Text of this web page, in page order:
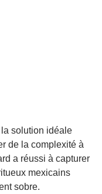
solution idéale
de la complexité à
a réussi à capturer
mexicains
sobre.